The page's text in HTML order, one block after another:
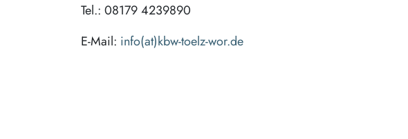
Tel.: 08179 4239890
E-Mail: info(at)kbw-toelz-wor.de